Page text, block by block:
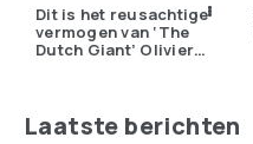
Dit is het reusachtige
vermogen van ‘The
Dutch Giant’ Olivier
Laatste berichten